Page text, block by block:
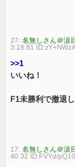
27:名無しさん＠涙
3:18.81
>>1
いいね！
F1未勝利で撤退
17:名無しさん＠涙
40.32 ID:FVYd/pQ10